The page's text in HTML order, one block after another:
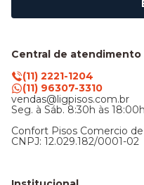
Central de atendimento
(11) 2221-1204
(11) 96307-3310
vendas@ligpisos.com.br
Seg. à Sáb. 8:30h às
Confort Pisos Comercio
CNPJ: 12.029.182/0001-02